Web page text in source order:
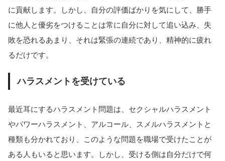
に貢献します。しかし、自分の評価ばかりを気にして、勝手
に他人と優劣をつけることは常に自分に対して追い込み、失
敗を恐れるあまり、それは緊張の連続であり、精神的に疲れ
るだけです。
ハラスメントを受けている
最近耳にするハラスメント問題は、セクシャルハラスメント
やパワーハラスメント、アルコール、スメルハラスメントと
種類も分かれており、このような問題を職場で受けたことが
ある人もいると思います。しかし、受ける側は自分だけで何